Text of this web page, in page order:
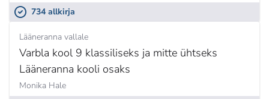
734 allkirja
Lääneranna vallale
Varbla kool 9 klassiliseks ja mitte ühtseks
Lääneranna kooli osaks
Monika Hale